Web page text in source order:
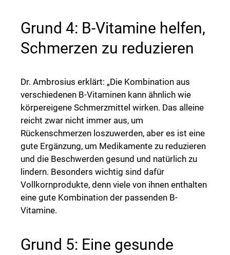
Grund 4: B-Vitamine helfen,
Schmerzen zu reduzieren
Dr. Ambrosius erklärt: „Die Kombination aus
verschiedenen B-Vitaminen kann ähnlich wie
körpereigene Schmerzmittel wirken. Das alleine
reicht zwar nicht immer aus, um
Rückenschmerzen loszuwerden, aber es ist eine
gute Ergänzung, um Medikamente zu reduzieren
und die Beschwerden gesund und natürlich zu
lindern. Besonders wichtig sind dafür
Vollkornprodukte, denn viele von ihnen enthalten
eine gute Kombination der passenden B-
Vitamine.
Grund 5: Eine gesunde